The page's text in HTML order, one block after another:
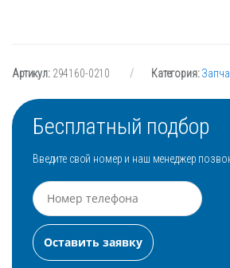
Артикул: 294160-0210 Категория:
Бесплатный подбор
Введите свой номер и наш менеджер